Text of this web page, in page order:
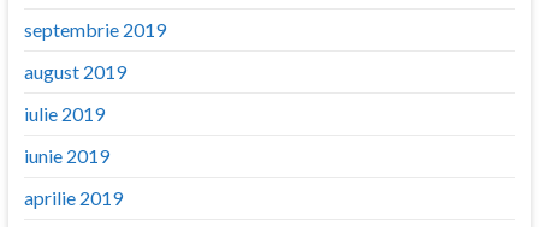
septembrie 2019
august 2019
iulie 2019
iunie 2019
aprilie 2019